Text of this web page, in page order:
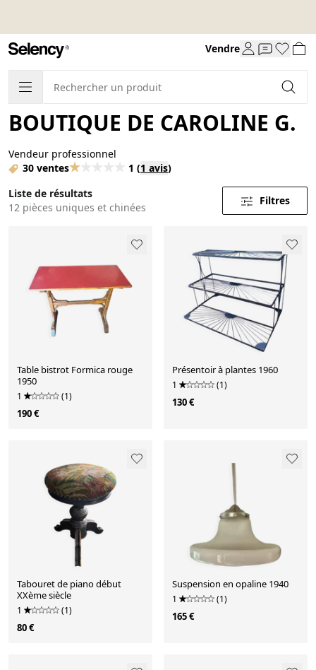
Vendre
BOUTIQUE DE CAROLINE G.
Vendeur professionnel
30 ventes
1 (1 avis)
Liste de résultats
12 pièces uniques et chinées
Filtres
Table bistrot Formica rouge
1950
1 (1)
190 €
Présentoir à plantes 1960
1 (1)
130 €
Tabouret de piano début
XXème siècle
1 (1)
80 €
Suspension en opaline 1940
1 (1)
165 €